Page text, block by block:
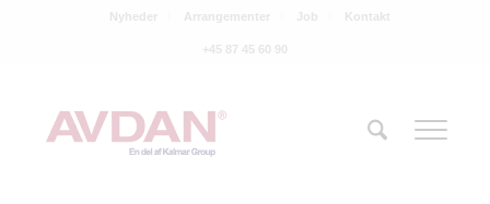
Nyheder Arrangementer Job Kontakt
+45 87 45 60 90